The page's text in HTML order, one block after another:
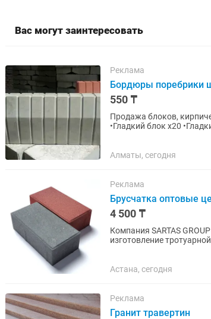
Вас могут заинтересовать
Реклама
Бордюры поребрики
550 ₸
Продажа блоков, кирпичей, плитки и брусчатки
•Гладкий блок х20
Алматы, сегодня
Реклама
Брусчатка оптовые
4 500 ₸
Компания SARTAS GROUP Брусчатка
изготовление
Астана, сегодня
Реклама
Гранит травертин